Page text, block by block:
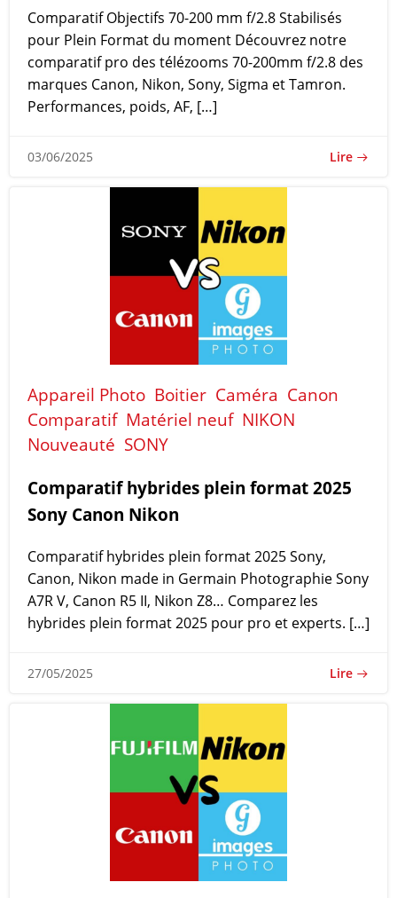
Comparatif Objectifs 70-200 mm f/2.8 Stabilisés
pour Plein Format du moment Découvrez notre
comparatif pro des télézooms 70-200mm f/2.8 des
marques Canon, Nikon, Sony, Sigma et Tamron.
Performances, poids, AF, […]
03/06/2025 Lire
Appareil Photo Boitier Caméra Canon
Comparatif Matériel neuf NIKON
Nouveauté SONY
Comparatif hybrides plein format 2025
Sony Canon Nikon
Comparatif hybrides plein format 2025 Sony,
Canon, Nikon made in Germain Photographie Sony
A7R V, Canon R5 II, Nikon Z8… Comparez les
hybrides plein format 2025 pour pro et experts. […]
27/05/2025 Lire